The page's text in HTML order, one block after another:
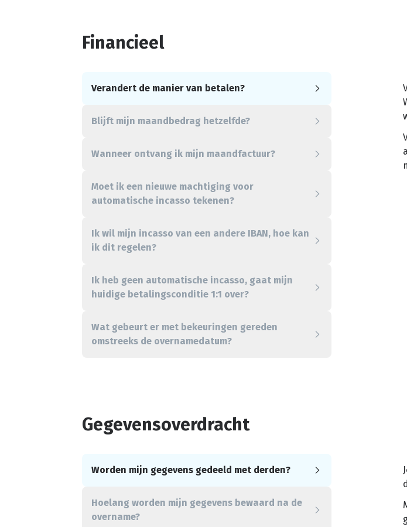
Financieel
Verandert de manier van betalen?
Blijft mijn maandbedrag hetzelfde?
Wanneer ontvang ik mijn maandfactuur?
Moet ik een nieuwe machtiging voor
automatische incasso tekenen?
Ik wil mijn incasso van een andere IBAN, hoe kan
ik dit regelen?
Ik heb geen automatische incasso, gaat mijn
huidige betalingsconditie 1:1 over?
Wat gebeurt er met bekeuringen gereden
omstreeks de overnamedatum?
Gegevensoverdracht
Worden mijn gegevens gedeeld met derden?
Hoelang worden mijn gegevens bewaard na de
overname?